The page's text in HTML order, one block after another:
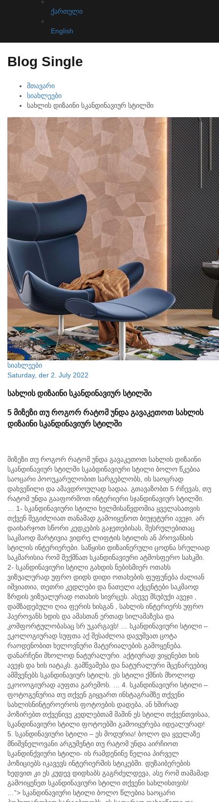
ქართული
English
Blog Single
მთავარი
სიახლეები
სახლის დიზაინი სკანდინავიურ სტილში
სიახლეები
Saturday, der 2. July 2022
სახლის დიზაინი სკანდინავიურ სტილში
5 მიზეზი თუ როგორ რატომ უნდა გავაკეთოთ სახლის
დიზაინი სკანდინავიურ სტილში
მიზეზი თუ როგორ რატომ უნდა გავაკეთოთ სახლის დიზაინი
სკანდინავიურ სტილში სკაბდინავიური სტილი ბოლო წკებია
საოცარი პოოუკარულობით სარგებლობს, ის საოცრად
დახვეწილი და ამავდროულად სადაა. გთავაზობთ 5 რჩევას, თუ
რატომ უნდა გააფორმოთ ინტერიერი სჯანდინავიურ სტილში.
… 1- სკანდინავიური სტილი ხელმისაწვდომია ყველასათვის
თქვენ შეგიძლიათ თანამად გამოიყენოთ ბიუჯეტური ავეჯი. არ
დაიხარჯოთ სწორი კედკების გაჯეთებისას, შესრულებითაც
საკმაოდ მარტივია ვიდრე ლიფტის სტილის ან პროვანსის
სტილის ინტერიერები. საწყისი დიზაინერული ცოდნა სრულიად
საკმარისია რომ შექმნათ სკანდინავიური ატმოსფერო სახკში.
2- სკანდინავიური სტილი გახდის ნებისმიერ ოთახს
ვიზუალურად უფრო დიდს დიდი ოთახების ფუფუნება ძალიან
იშვიათია, თეთრი კედლები და ნათელი აქცენტები საკმაოდ
ზრდის ვიზუალურად ოთახის სივრცეს. ასევე მსუბუქი ავეჯი ,
დამზადებული ღია ფერის ხისგან , სახლის ინტერიერს უფრო
ჰაეროვანს ხდის და ამასთან ერთად სილამაზესა და
კომფორტულობასაც სრ უკარგავს! … სკანდინავიური სტილი –
ეკოლოგიურად სუფთა აქ შესაძლოა დავუშვათ ცოტა
რაოდენობით ხელოვნური მატერიალების გამოყენება.
დანარჩენი მხოლოდ ნატურალური. აქტიურად ვიყენებთ ხის
ავეჯს და ხის იატაკს. გამწვამება და ნატურალური მცენარეებიც
ამშვენებს სკანდინავიურ სტილს. ეს სტილი ქმნის მხოლოდ
ეკოოოგიურად აუფთა გარემოს. … 4. სკანდინავიური სტილი –
ფოტოგენურია თუ თქვენ გიყვართ ინსტაგრამზე თქვენი
სახლისნინტეროეროს ფოტოების დადება, ან ხშირად
პოზირებთ თქვენივე კედლებთამ მაშინ ეს სტილი თქვენთვისაა,
სკანდინავიური სტილი ფოტოებში გამოიყურება იდეალურად!
5. სკანდინავიური სტილი – ეს მოდურია! ბოლო და ყველაზე
მნიშვნელოვანი არგუმენტი თუ რატომ უნდა აირჩიოთ
სკანდინქვიური სტილი- ის რამდენინე წელია პირველ
პოზიციებს იკავევს ინტერიერშის სტიკებში. დუზაიბერების
ხედვით კი ეს კუდევ დიდხაბს გაგრძელდევა, ასე რომ თამამად
გამოიყენეთ სკანდინავიური სტილი თქვენი სახლისთვის!
…”> სკანდინავიური სტილი ბოლო წლებია საოცარი